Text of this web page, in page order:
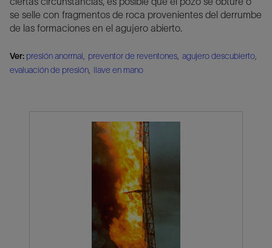
se selle con fragmentos de roca provenientes del derrumbe
de las formaciones en el agujero abierto.
Ver: presión anormal preventor de reventones agujero descubierto
evaluación de presión llave en mano